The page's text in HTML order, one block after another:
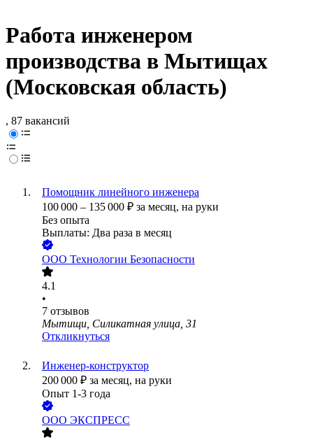
Работа инженером
производства в Мытищах
(Московская область)
, 87 вакансий
Помощник линейного инженера
100 000 – 135 000 ₽ за месяц, на руки
Без опыта
Выплаты: Два раза в месяц
ООО Технологии Безопасности
4.1
•
7 отзывов
Мытищи, Силикатная улица, 31
Откликнуться
Инженер-конструктор
200 000 ₽ за месяц, на руки
Опыт 1-3 года
ООО ЭКСПРЕСС